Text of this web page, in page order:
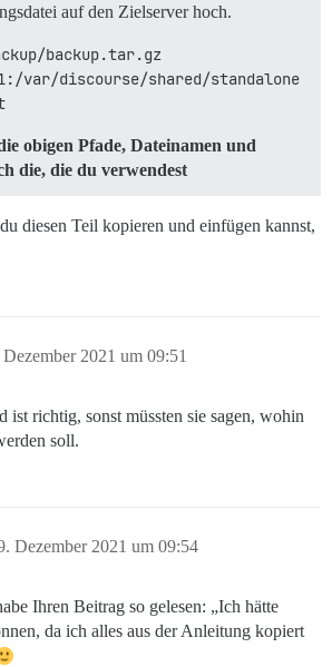
auf den Zielserver hoch.
backup.tar.gz
var/discourse/shared/standalone
obigen Pfade, Dateinamen und
die, die du verwendest
diesen Teil kopieren und einfügen kannst,
Dezember 2021 um 09:51
ist richtig, sonst müssten sie sagen, wohin
soll.
Dezember 2021 um 09:54
Ihren Beitrag so gelesen: „Ich hätte
da ich alles aus der Anleitung kopiert